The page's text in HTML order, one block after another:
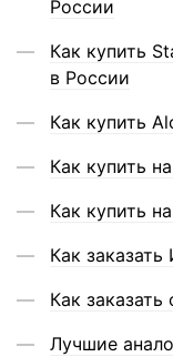
России
Как купить
в России
Как купить
Как купить
Как купить
Как
Как
Лучшие